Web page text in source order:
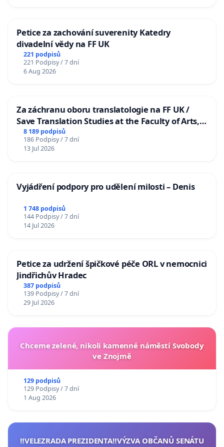
Petice za zachování suverenity Katedry
divadelní vědy na FF UK
221 podpisů
221 Podpisy / 7 dní
6 Aug 2026
Za záchranu oboru translatologie na FF UK /
Save Translation Studies at the Faculty of Arts,
Charles University
8 189 podpisů
186 Podpisy / 7 dní
13 Jul 2026
Vyjádření podpory pro udělení milosti – Denis
1 748 podpisů
144 Podpisy / 7 dní
14 Jul 2026
Petice za udržení špičkové péče ORL v nemocnici
Jindřichův Hradec
387 podpisů
139 Podpisy / 7 dní
29 Jul 2026
Chceme zelené, nikoli kamenné náměstí Svobody
ve Znojmě
129 podpisů
129 Podpisy / 7 dní
1 Aug 2026
‼️VELEZRADA PREZIDENTA‼️VÝZVA OBČANŮ SENÁTU